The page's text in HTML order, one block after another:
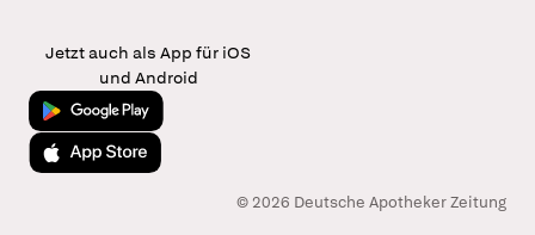
Jetzt auch als App für iOS
und Android
Jetzt bei Google Play
Laden im App Store
© 2026 Deutsche Apotheker Zeitung